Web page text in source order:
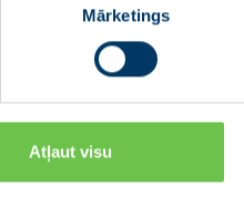
Mārketings
Atļaut visu
Ukrainas un
veltītos svinīgos
Kijevā, lai
par Krievijas